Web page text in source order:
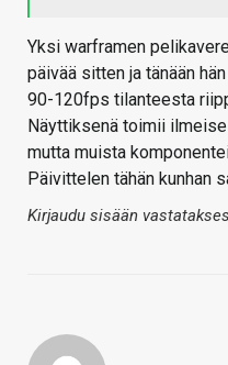
Yksi warframen
päivää sitten ja tänään
90-120fps tilanteesta
Näyttiksenä toimii
mutta muista
Päivittelen tähän kunhan
Kirjaudu sisään